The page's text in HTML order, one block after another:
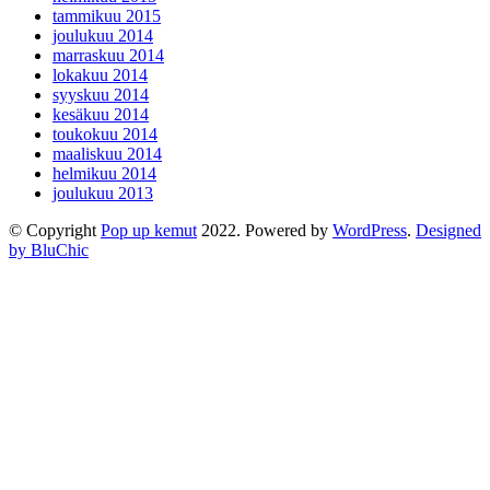
tammikuu 2015
joulukuu 2014
marraskuu 2014
lokakuu 2014
syyskuu 2014
kesäkuu 2014
toukokuu 2014
maaliskuu 2014
helmikuu 2014
joulukuu 2013
© Copyright Pop up kemut 2022. Powered by WordPress. Designed
by BluChic